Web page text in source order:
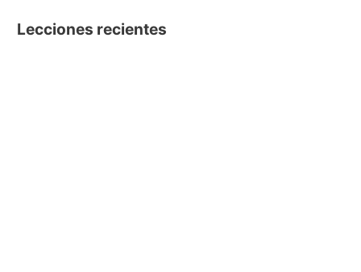
Lecciones recientes